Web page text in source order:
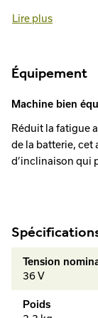
Lire plus
Équipement
Machine bien
Réduit la fatigue
de la batterie, cet
d’inclinaison qui
Tension
36 V
Poids